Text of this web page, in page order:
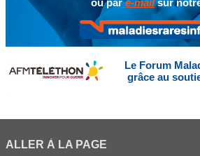
Le Forum
grâce au
ALLER À LA PAGE